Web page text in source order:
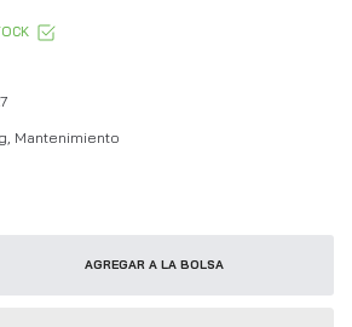
Mantenimiento
AGREGAR A LA BOLSA